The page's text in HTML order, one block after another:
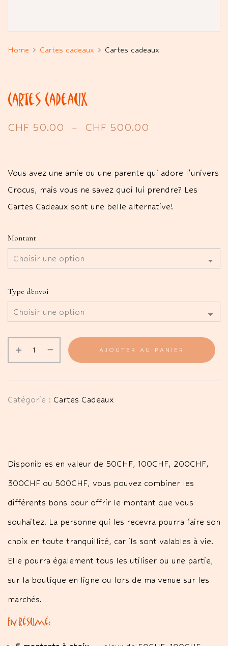
Home Cartes cadeaux Cartes cadeaux
Cartes Cadeaux
CHF 50.00 – CHF 500.00
Vous avez une amie ou une parente qui adore l’univers
Crocus, mais vous ne savez quoi lui prendre? Les
Cartes Cadeaux sont une belle alternative!
Montant
Type d'envoi
AJOUTER AU PANIER
Catégorie : Cartes Cadeaux
Disponibles en valeur de 50CHF, 100CHF, 200CHF,
300CHF ou 500CHF, vous pouvez combiner les
différents bons pour offrir le montant que vous
souhaitez. La personne qui les recevra pourra faire son
choix en toute tranquillité, car ils sont valables à vie.
Elle pourra également tous les utiliser ou une partie,
sur la boutique en ligne ou lors de ma venue sur les
marchés.
En résumé: